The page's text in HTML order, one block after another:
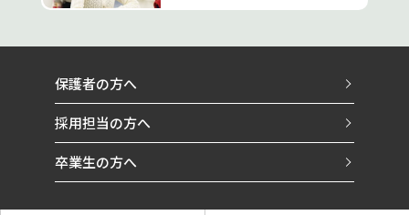
保護者の方へ
採用担当の方へ
卒業生の方へ